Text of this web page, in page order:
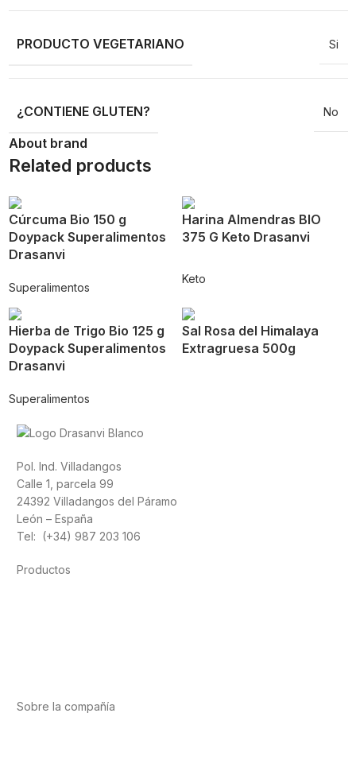
PRODUCTO VEGETARIANO Si
¿CONTIENE GLUTEN? No
About brand
Related products
Cúrcuma Bio 150 g
Doypack Superalimentos
Drasanvi
Superalimentos
Harina Almendras BIO
375 G Keto Drasanvi
Keto
Hierba de Trigo Bio 125 g
Doypack Superalimentos
Drasanvi
Superalimentos
Sal Rosa del Himalaya
Extragruesa 500g
Pol. Ind. Villadangos
Calle 1, parcela 99
24392 Villadangos del Páramo
León – España
Tel: (+34) 987 203 106
Productos
Sobre la compañía